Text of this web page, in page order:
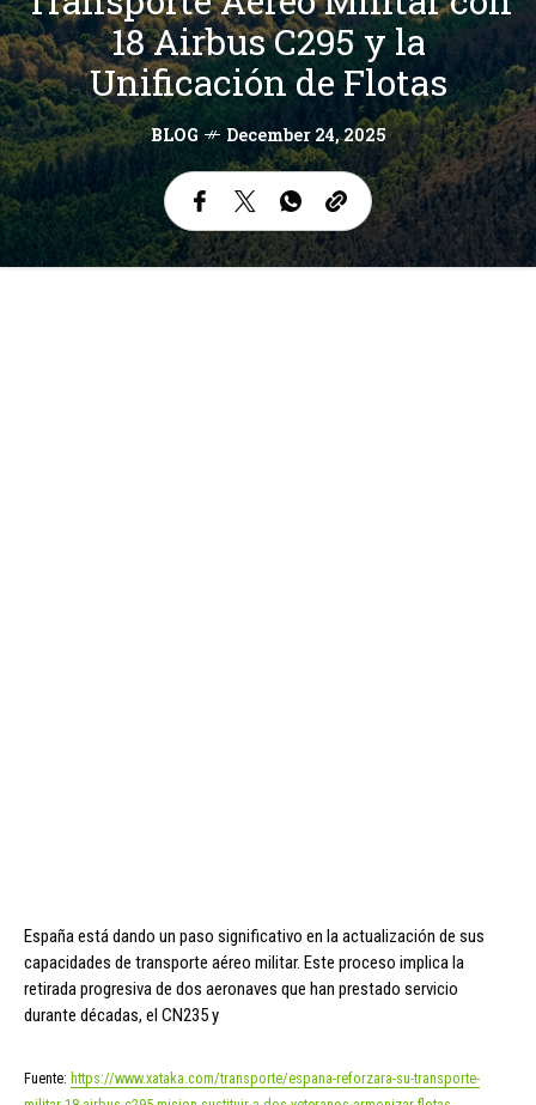
18 Airbus C295 y la
Unificación de Flotas
BLOG December 24, 2025
España está dando un paso significativo en la actualización de sus
capacidades de transporte aéreo militar. Este proceso implica la
retirada progresiva de dos aeronaves que han prestado servicio
durante décadas, el CN235 y
Fuente: https://www.xataka.com/transporte/espana-reforzara-su-transporte-